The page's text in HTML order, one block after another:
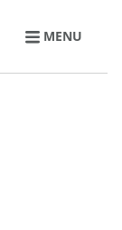
MENU